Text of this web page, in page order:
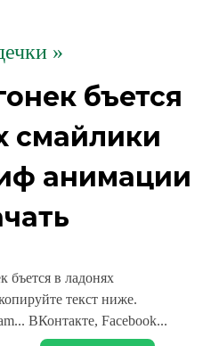
»
бъется
смайлики
анимации
бъется в ладонях
текст ниже.
ВКонтакте, Facebook...